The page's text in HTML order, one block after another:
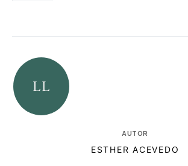
AUTOR
ESTHER ACEVEDO